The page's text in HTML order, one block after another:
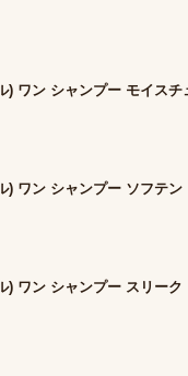
) ワン シャンプー モイスチ
) ワン シャンプー ソフテン
) ワン シャンプー スリーク